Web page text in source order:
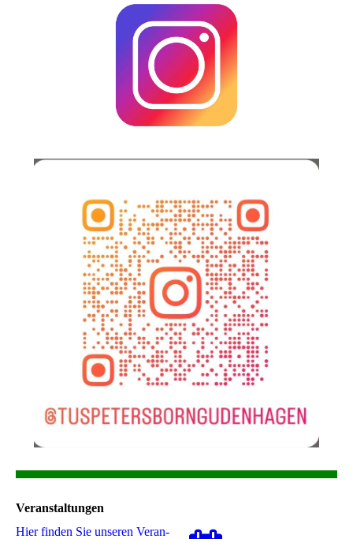
Veranstaltungen
Hier finden Sie unseren Ver­an­